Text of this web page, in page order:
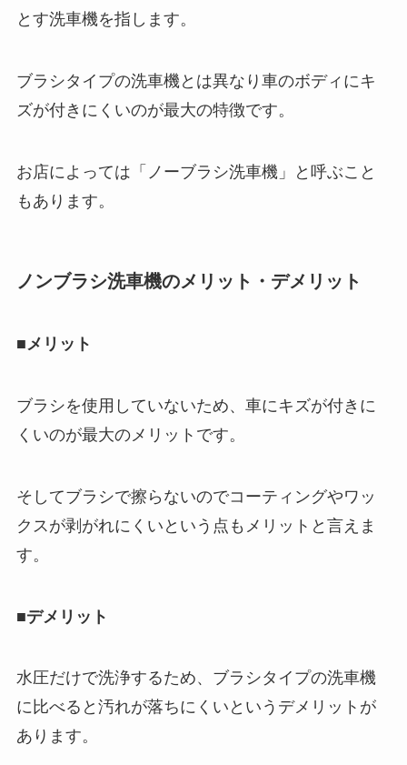
とす洗車機を指します。
ブラシタイプの洗車機とは異なり車のボディにキ
ズが付きにくいのが最大の特徴です。
お店によっては「ノーブラシ洗車機」と呼ぶこと
もあります。
ノンブラシ洗車機のメリット・デメリット
■メリット
ブラシを使用していないため、車にキズが付きに
くいのが最大のメリットです。
そしてブラシで擦らないのでコーティングやワッ
クスが剥がれにくいという点もメリットと言えま
す。
■デメリット
水圧だけで洗浄するため、ブラシタイプの洗車機
に比べると汚れが落ちにくいというデメリットが
あります。